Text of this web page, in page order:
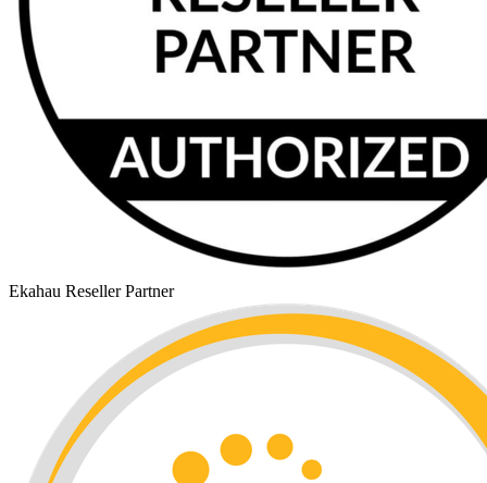
Ekahau Reseller Partner